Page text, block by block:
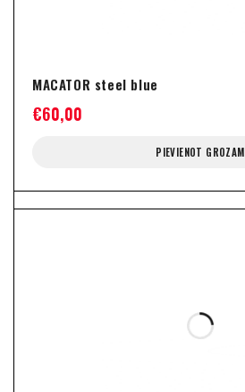
MACATOR steel blue
€60,00
PIEVIENOT GROZAM